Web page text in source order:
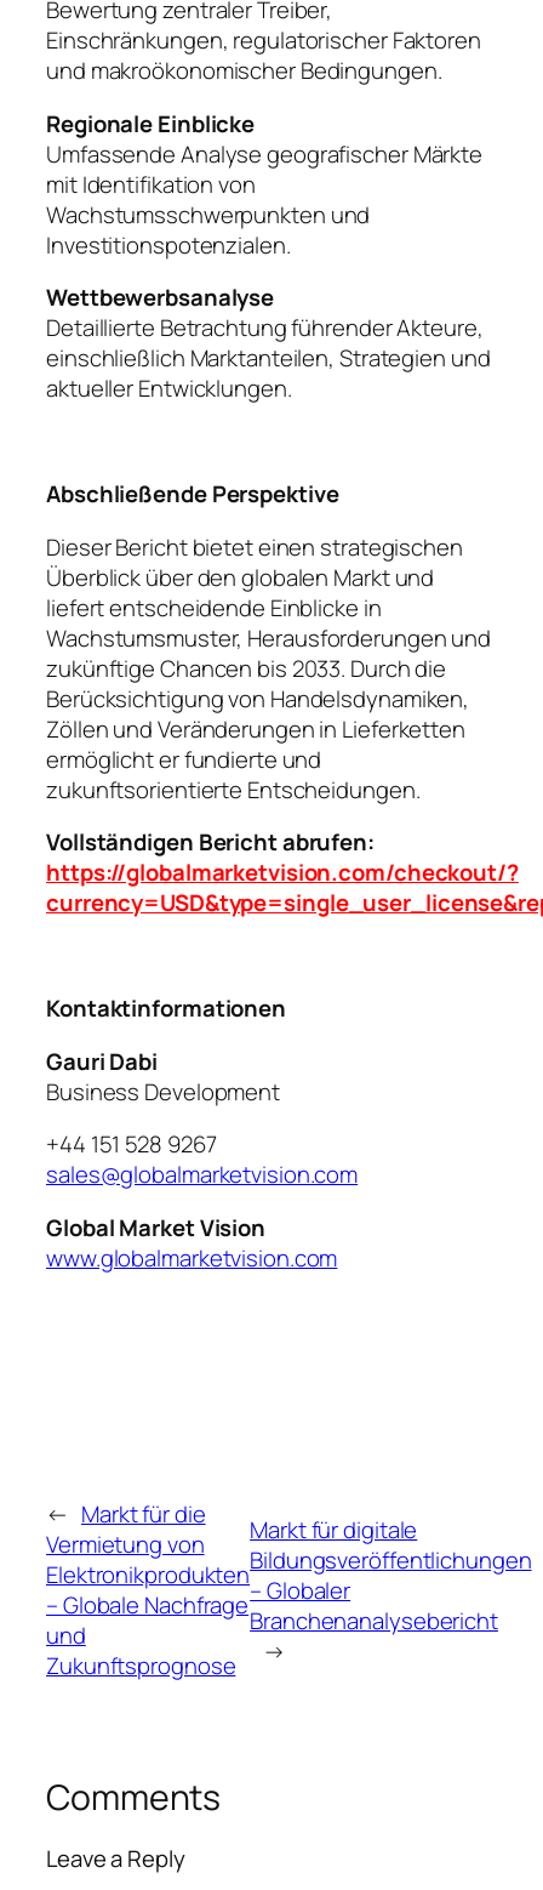
Bewertung zentraler Treiber,
Einschränkungen, regulatorischer Faktoren
und makroökonomischer Bedingungen.
Regionale Einblicke
Umfassende Analyse geografischer Märkte
mit Identifikation von
Wachstumsschwerpunkten und
Investitionspotenzialen.
Wettbewerbsanalyse
Detaillierte Betrachtung führender Akteure,
einschließlich Marktanteilen, Strategien und
aktueller Entwicklungen.
Abschließende Perspektive
Dieser Bericht bietet einen strategischen
Überblick über den globalen Markt und
liefert entscheidende Einblicke in
Wachstumsmuster, Herausforderungen und
zukünftige Chancen bis 2033. Durch die
Berücksichtigung von Handelsdynamiken,
Zöllen und Veränderungen in Lieferketten
ermöglicht er fundierte und
zukunftsorientierte Entscheidungen.
Vollständigen Bericht abrufen:
https://globalmarketvision.com/checkout/?
Kontaktinformationen
Gauri Dabi
Business Development
+44 151 528 9267
sales@globalmarketvision.com
Global Market Vision
www.globalmarketvision.com
← Markt für die
Vermietung von
Elektronikprodukten
– Globale Nachfrage
und
Zukunftsprognose
Markt für digitale
Bildungsveröffentlichungen
– Globaler
Branchenanalysebericht
→
Comments
Leave a Reply